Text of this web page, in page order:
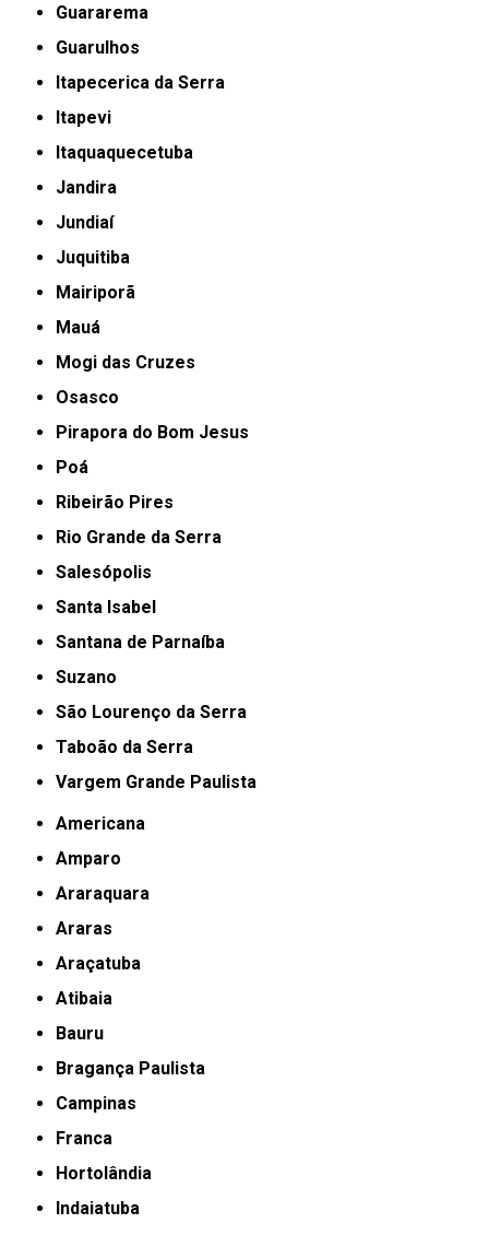
Guararema
Guarulhos
Itapecerica da Serra
Itapevi
Itaquaquecetuba
Jandira
Jundiaí
Juquitiba
Mairiporã
Mauá
Mogi das Cruzes
Osasco
Pirapora do Bom Jesus
Poá
Ribeirão Pires
Rio Grande da Serra
Salesópolis
Santa Isabel
Santana de Parnaíba
Suzano
São Lourenço da Serra
Taboão da Serra
Vargem Grande Paulista
Americana
Amparo
Araraquara
Araras
Araçatuba
Atibaia
Bauru
Bragança Paulista
Campinas
Franca
Hortolândia
Indaiatuba